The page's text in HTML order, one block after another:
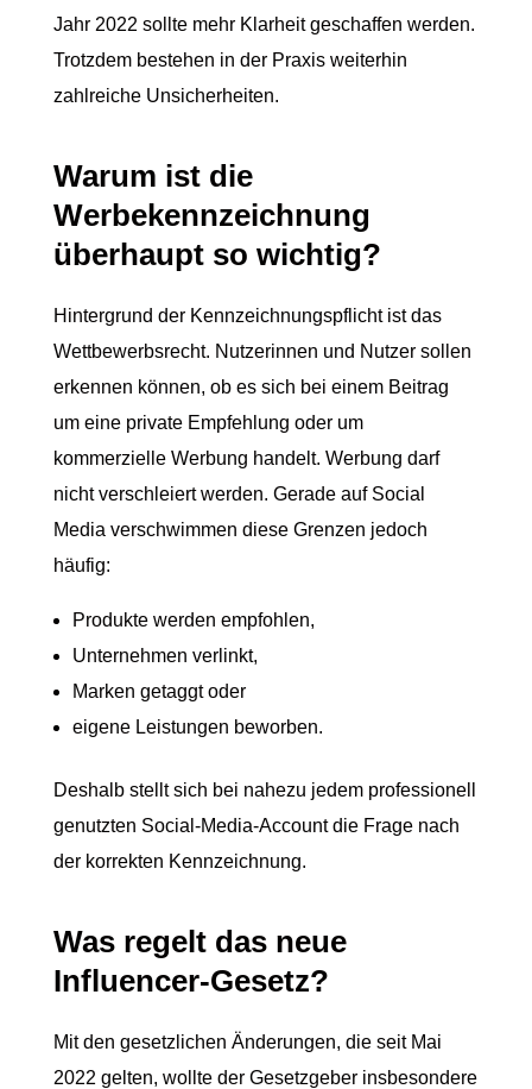
Jahr 2022 sollte mehr Klarheit geschaffen werden.
Trotzdem bestehen in der Praxis weiterhin
zahlreiche Unsicherheiten.
Warum ist die
Werbekennzeichnung
überhaupt so wichtig?
Hintergrund der Kennzeichnungspflicht ist das
Wettbewerbsrecht. Nutzerinnen und Nutzer sollen
erkennen können, ob es sich bei einem Beitrag
um eine private Empfehlung oder um
kommerzielle Werbung handelt. Werbung darf
nicht verschleiert werden. Gerade auf Social
Media verschwimmen diese Grenzen jedoch
häufig:
Produkte werden empfohlen,
Unternehmen verlinkt,
Marken getaggt oder
eigene Leistungen beworben.
Deshalb stellt sich bei nahezu jedem professionell
genutzten Social-Media-Account die Frage nach
der korrekten Kennzeichnung.
Was regelt das neue
Influencer-Gesetz?
Mit den gesetzlichen Änderungen, die seit Mai
2022 gelten, wollte der Gesetzgeber insbesondere